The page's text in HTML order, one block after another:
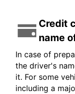
Credit
name
In case of
the driver's
it. For some
including a